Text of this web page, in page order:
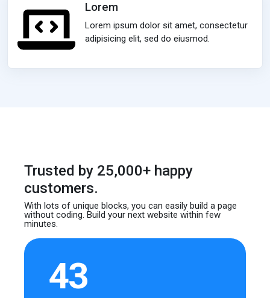
Lorem
Lorem ipsum dolor sit amet, consectetur
adipisicing elit, sed do eiusmod.
Trusted by 25,000+ happy
customers.
With lots of unique blocks, you can easily builda page
without coding. Build your next websitewithin few
minutes.
43